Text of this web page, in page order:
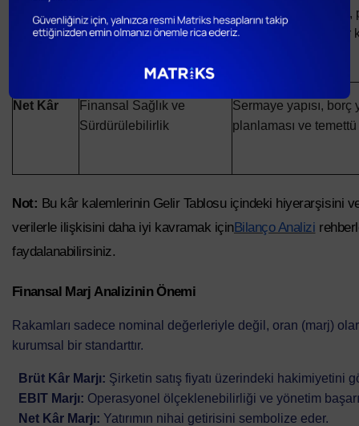
EBIT Operasyonel Verimlilik
Organizasyonel
yönetimi, genel gider
Net Kâr
Finansal Sağlık ve
Sürdürülebilirlik
Sermaye yapısı,
planlaması ve
Not: Bu kâr kalemlerinin Gelir Tablosu içindeki hiyerarşisini
verilerle ilişkisini daha iyi kavramak içinBilanço Analizi
faydalanabilirsiniz.
Finansal Marj Analizinin Önemi
Rakamları sadece nominal değerleriyle değil, oran (marj)
kurumsal bir standarttır.
Brüt Kâr Marjı: Şirketin satış fiyatı üzerindeki hakimiyetini
EBIT Marjı: Operasyonel ölçeklenebilirliği ve yönetim
Net Kâr Marjı: Yatırımın nihai getirisini sembolize eder.